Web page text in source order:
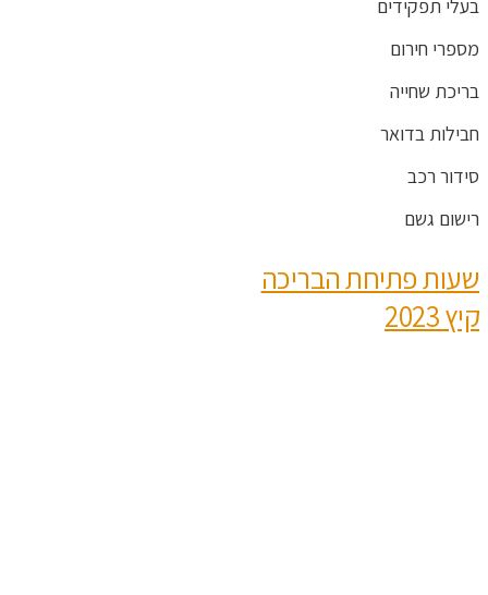
בעלי תפקידים
מספרי חירום
בריכת שחייה
חבילות בדואר
סידור רכב
רישום גשם
שעות פתיחת הבריכה
קיץ 2023